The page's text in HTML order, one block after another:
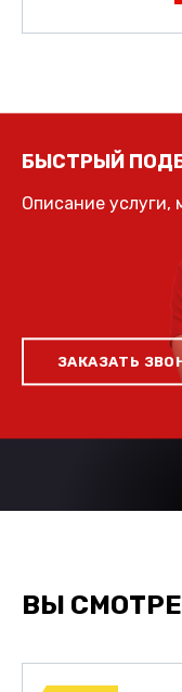
БЫСТРЫЙ
Описание услуги,
ЗАКАЗАТЬ
ВЫ